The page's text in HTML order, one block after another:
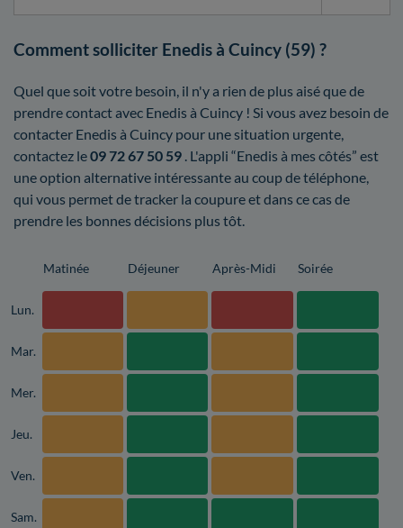
Comment solliciter Enedis à Cuincy (59) ?
Quel que soit votre besoin, il n'y a rien de plus aisé que de
prendre contact avec Enedis à Cuincy ! Si vous avez besoin de
contacter Enedis à Cuincy pour une situation urgente,
contactez le09 72 67 50 59 . L'appli “Enedis à mes côtés” est
une option alternative intéressante au coup de téléphone,
qui vous permet de tracker la coupure et dans ce cas de
prendre les bonnes décisions plus tôt.
Matinée Déjeuner Après-Midi Soirée
Lun.
Mar.
Mer.
Jeu.
Ven.
Sam.